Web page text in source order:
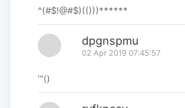
^(#$!@#$)(()))******
dpgnspmu
02 Apr 2019 07:45:57
'"()